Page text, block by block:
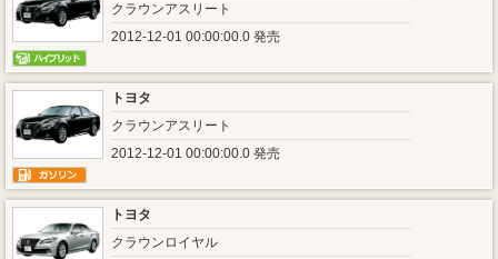
クラウンアスリート
2012-12-01 00:00:00.0 発売
トヨタ
クラウンアスリート
2012-12-01 00:00:00.0 発売
トヨタ
クラウンロイヤル